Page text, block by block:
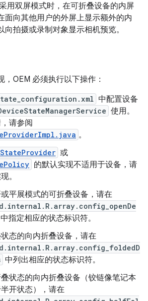
用双屏模式时，在可折叠设备的内屏
面向其他用户的外屏上显示额外的内
拍摄或录制对象显示相机预览。
，OEM 必须执行以下操作：
中配置设备
使用。
请参阅
。
或
的默认实现不适用于设备，请
。
平展模式的可折叠设备，请在
中指定相应的状态标识符。
态的向内折叠设备，请在
中列出相应的状态标识符。
状态的向内折叠设备（铰链像笔记本
开状态），请在